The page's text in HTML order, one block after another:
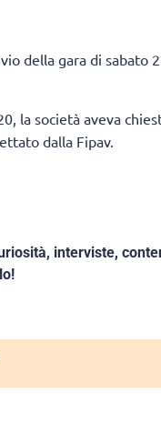
della gara di sabato
la società aveva
dalla Fipav.
interviste,